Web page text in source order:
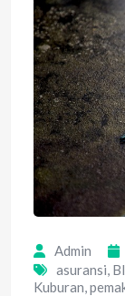
Admin
asuransi,
Kuburan,